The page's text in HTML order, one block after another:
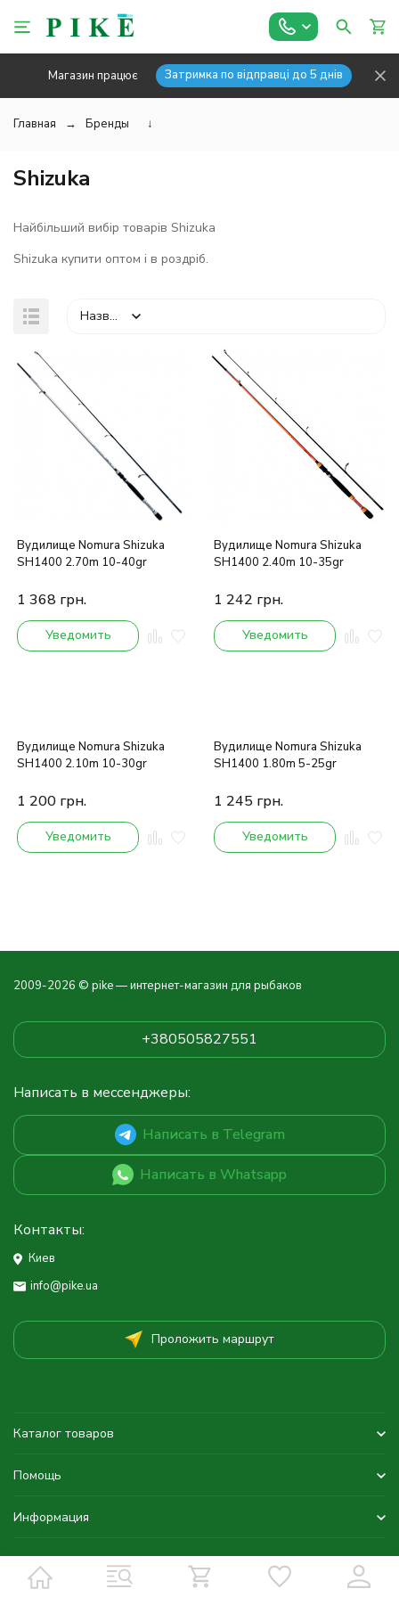
Магазин працює Затримка по відправці до 5 днів
Главная Бренды ↓
Shizuka
Найбільший вибір товарів Shizuka
Shizuka купити оптом і в роздріб.
Назва
Вудилище Nomura Shizuka
SH1400 2.70m 10-40gr
1 368 грн.
Уведомить
Вудилище Nomura Shizuka
SH1400 2.40m 10-35gr
1 242 грн.
Уведомить
Вудилище Nomura Shizuka
SH1400 2.10m 10-30gr
1 200 грн.
Уведомить
Вудилище Nomura Shizuka
SH1400 1.80m 5-25gr
1 245 грн.
Уведомить
2009-2026 © pike — интернет-магазин для рыбаков
+380505827551
Написать в мессенджеры:
Написать в Telegram
Написать в Whatsapp
Контакты:
Киев
info@pike.ua
Проложить маршрут
Каталог товаров
Помощь
Информация